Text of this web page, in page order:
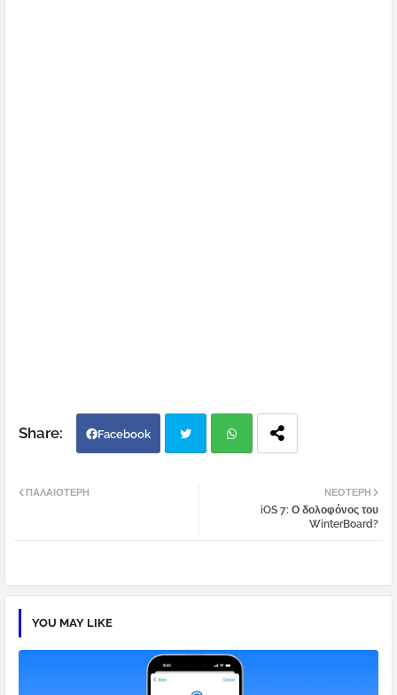
Facebook
ΝΕΌΤΕΡΗ
iOS 7: Ο δολοφόνος του
WinterBoard?
ΠΑΛΑΙΌΤΕΡΗ
YOU MAY LIKE